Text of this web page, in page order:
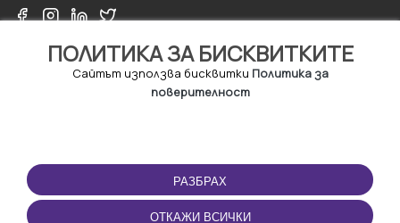
ПОЛИТИКА ЗА БИСКВИТКИТЕ
Сайтът използва бисквитки Политика за
поверителност
РАЗБРАХ
ОТКАЖИ ВСИЧКИ
ПОЛЗВАНЕ
Правила и условия за
ползване
ПРИЛОЖЕНИЕТО